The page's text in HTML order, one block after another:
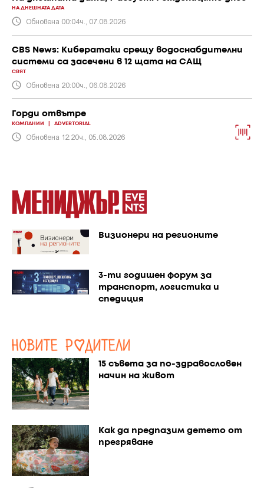
НА ДНЕШНАТА ДАТА
Обновена 00:04ч., 07.08.2026
CBS News: Кибератаки срещу водоснабдителни
системи са засечени в 12 щата на САЩ
СВЯТ
Обновена 20:00ч., 06.08.2026
Горди отвътре
КОМПАНИИ ADVERTORIAL
Обновена 12:20ч., 05.08.2026
Визионери на регионите
3-ти годишен форум за
транспорт, логистика и
спедиция
15 съвета за по-здравословен
начин на живот
Как да предпазим детето от
прегряване